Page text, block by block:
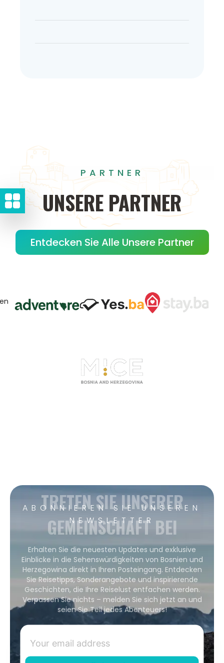
PARTNER
UNSERE PARTNER
Entdecken Sie Alle Unsere Partner
ABONNIEREN SIE UNSEREN
NEWSLETTER
TRETEN SIE UNSERER
GEMEINSCHAFT BEI
Erhalten Sie die neuesten Updates und exklusive
Einblicke in die Sehenswürdigkeiten von Bosnien und
Herzegowina direkt in Ihren Posteingang. Entdecken
Sie Reisetipps, Sonderangebote und inspirierende
Geschichten, die Ihre Reiselust entfachen werden.
Verpassen Sie nichts – melden Sie sich jetzt an und
seien Sie Teil jedes Abenteuers!